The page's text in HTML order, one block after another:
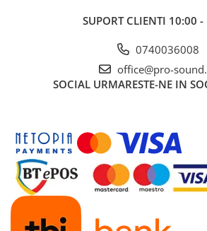
Controllere MIDI - USB DAW
Platane DJ
Samplere si controllere
Stative si pupitre DJ
Cabluri si conectori
Cabluri adaptoare, cabluri Y
SUPORT CLIENTI 10:00 -
0740036008
office@pro-
SOCIAL URMARESTE-NE IN